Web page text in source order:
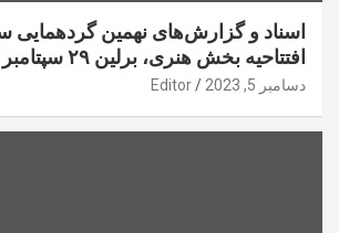
اسناد و گزارش‌های نهمین
افتتاحیه بخش هنری، برلین ۲۹ سپتامبر ۲۰۲۳
دسامبر 5, 2023 Editor